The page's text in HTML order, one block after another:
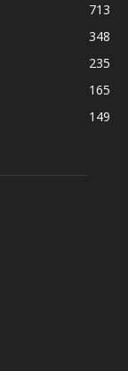
713
348
235
165
149